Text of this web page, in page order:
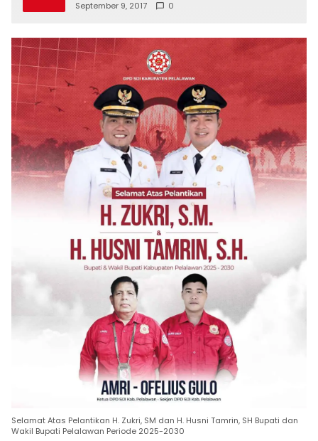
September 9, 2017 0
Selamat Atas Pelantikan H. Zukri, SM dan H. Husni Tamrin, SH Bupati dan
Wakil Bupati Pelalawan Periode 2025-2030